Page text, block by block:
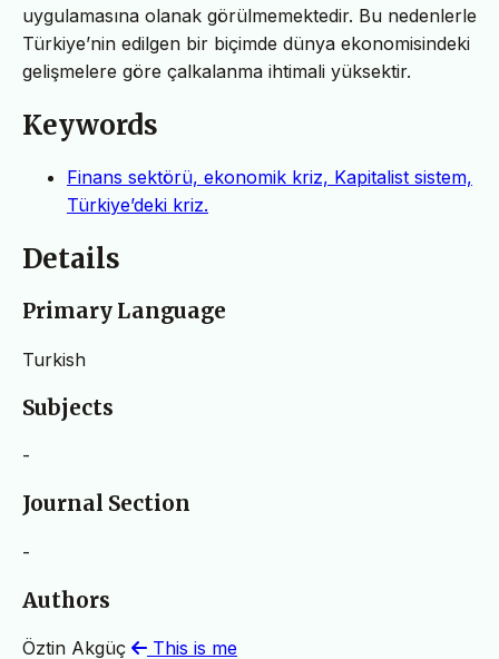
uygulamasına olanak görülmemektedir. Bu nedenlerle
Türkiye’nin edilgen bir biçimde dünya ekonomisindeki
gelişmelere göre çalkalanma ihtimali yüksektir.
Keywords
Finans sektörü, ekonomik kriz, Kapitalist sistem,
Türkiye’deki kriz.
Details
Primary Language
Turkish
Subjects
-
Journal Section
-
Authors
Öztin Akgüç This is me